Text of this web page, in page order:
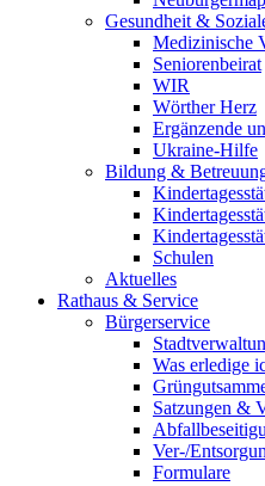
Gesundheit &
Medizinische
Seniorenbeirat
WIR
Wörther Herz
Ergänzende
Ukraine-Hilfe
Bildung &
Schulen
Aktuelles
Rathaus & Service
Bürgerservice
Was erledige
Satzungen &
Ver-/
Formulare